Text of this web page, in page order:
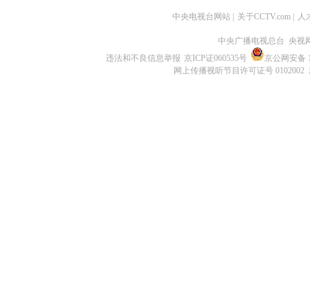
中央电视台网站 关于CCTV.com 人
中央广播电视总台 央视
违法和不良信息举报 京ICP证060535号
京公网安备
网上传播视听节目许可证号 0102002